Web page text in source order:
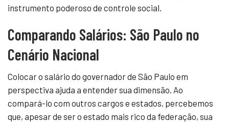
instrumento poderoso de controle social.
Comparando Salários: São Paulo no
Cenário Nacional
Colocar o salário do governador de São Paulo em
perspectiva ajuda a entender sua dimensão. Ao
compará-lo com outros cargos e estados, percebemos
que, apesar de ser o estado mais rico da federação, sua